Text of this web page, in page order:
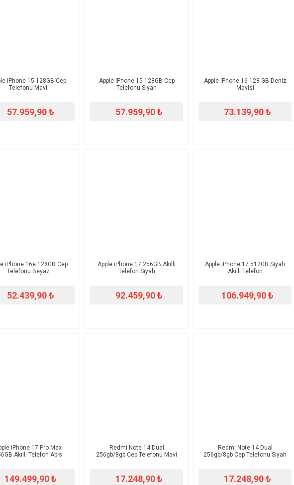
iPhone 15 128GB Cep
Telefonu Mavi
57.959,90 ₺
Apple iPhone 15 128GB Cep
Telefonu Siyah
57.959,90 ₺
Apple iPhone 16 128 GB Deniz
Mavisi
73.139,90 ₺
iPhone 16e 128GB Cep
Telefonu Beyaz
52.439,90 ₺
Apple iPhone 17 256GB Akıllı
Telefon Siyah
92.459,90 ₺
Apple iPhone 17 512GB Siyah
Akıllı Telefon
106.949,90 ₺
iPhone 17 Pro Max
Akıllı Telefon Abis
149.499,90 ₺
Redmi Note 14 Dual
256gb/8gb Cep Telefonu Mavi
17.248,90 ₺
Redmi Note 14 Dual
256gb/8gb Cep Telefonu Siyah
17.248,90 ₺